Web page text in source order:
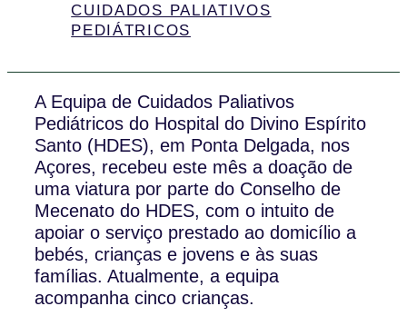
CUIDADOS PALIATIVOS
PEDIÁTRICOS
A Equipa de Cuidados Paliativos
Pediátricos do Hospital do Divino Espírito
Santo (HDES), em Ponta Delgada, nos
Açores, recebeu este mês a doação de
uma viatura por parte do Conselho de
Mecenato do HDES, com o intuito de
apoiar o serviço prestado ao domicílio a
bebés, crianças e jovens e às suas
famílias. Atualmente, a equipa
acompanha cinco crianças.